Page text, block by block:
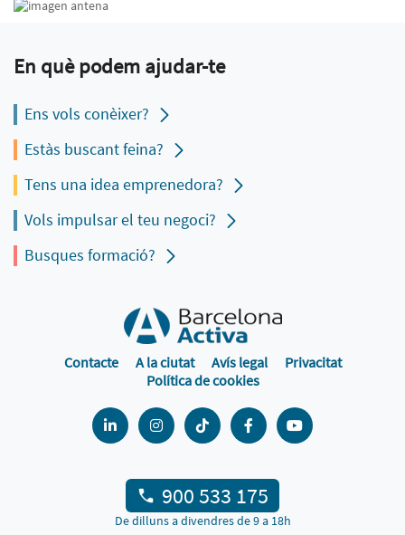
En què podem ajudar-te
Ens vols conèixer?
Estàs buscant feina?
Tens una idea emprenedora?
Vols impulsar el teu negoci?
Busques formació?
Contacte A la ciutat Avís legal
Privacitat
Política de cookies
900 533 175
De dilluns a divendres de 9 a 18h